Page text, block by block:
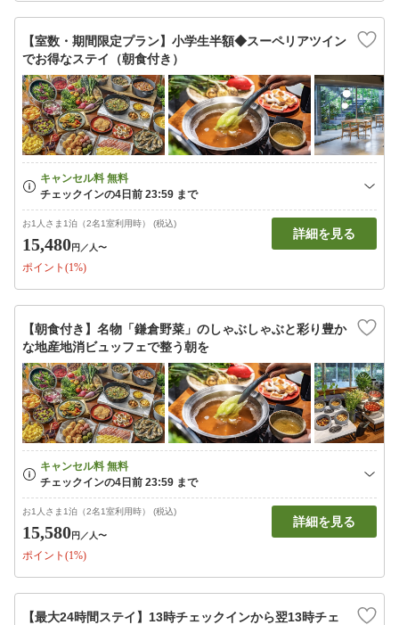
【室数・期間限定プラン】小学生半額◆スーペリアツイン
でお得なステイ（朝食付き）
お1人さま1泊（2名1室利用時） (税込)
15,480円 ／人〜
ポイント(1%)
詳細を見る
【朝食付き】名物「鎌倉野菜」のしゃぶしゃぶと彩り豊か
な地産地消ビュッフェで整う朝を
お1人さま1泊（2名1室利用時） (税込)
15,580円 ／人〜
ポイント(1%)
詳細を見る
【最大24時間ステイ】13時チェックインから翌13時チェ